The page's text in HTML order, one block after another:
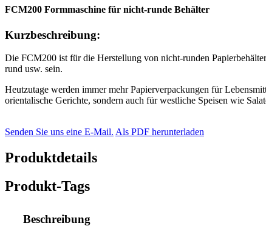
FCM200 Formmaschine für nicht-runde Behälter
Kurzbeschreibung:
Die FCM200 ist für die Herstellung von nicht-runden
rund usw. sein.
Heutzutage werden immer mehr Papierverpackungen für
orientalische Gerichte, sondern auch für westliche Speisen wie
Senden Sie uns eine E-Mail. Als PDF herunterladen
Produktdetails
Produkt-Tags
Beschreibung